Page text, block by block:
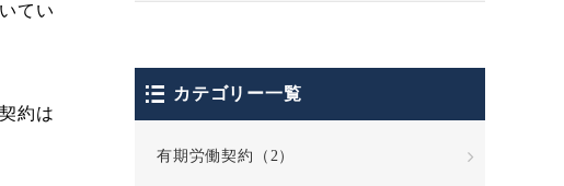
てい
約は
カテゴリー一覧
有期労働契約（2）